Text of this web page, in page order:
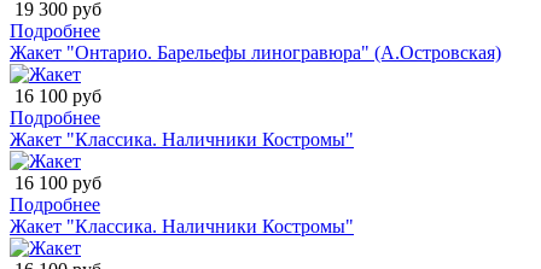
19 300 руб
Подробнее
Жакет "Онтарио. Барельефы линогравюра" (А.Островская)
16 100 руб
Подробнее
Жакет "Классика. Наличники Костромы"
16 100 руб
Подробнее
Жакет "Классика. Наличники Костромы"